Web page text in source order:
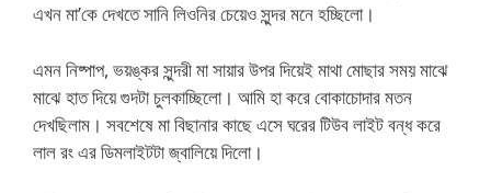
এখন মা’কে দেখতে সানি লিওনির চেয়েও সুন্দর মনে হচ্ছিলো।
এমন নিষ্পাপ, ভয়ঙ্কর সুন্দরী মা সায়ার উপর দিয়েই মাথা মোছার সময় মাঝে
মাঝে হাত দিয়ে গুদটা চুলকাচ্ছিলো। আমি হা করে বোকাচোদার মতন
দেখছিলাম। সবশেষে মা বিছানার কাছে এসে ঘরের টিউব লাইট বন্ধ করে
লাল রং এর ডিমলাইটটা জ্বালিয়ে দিলো।